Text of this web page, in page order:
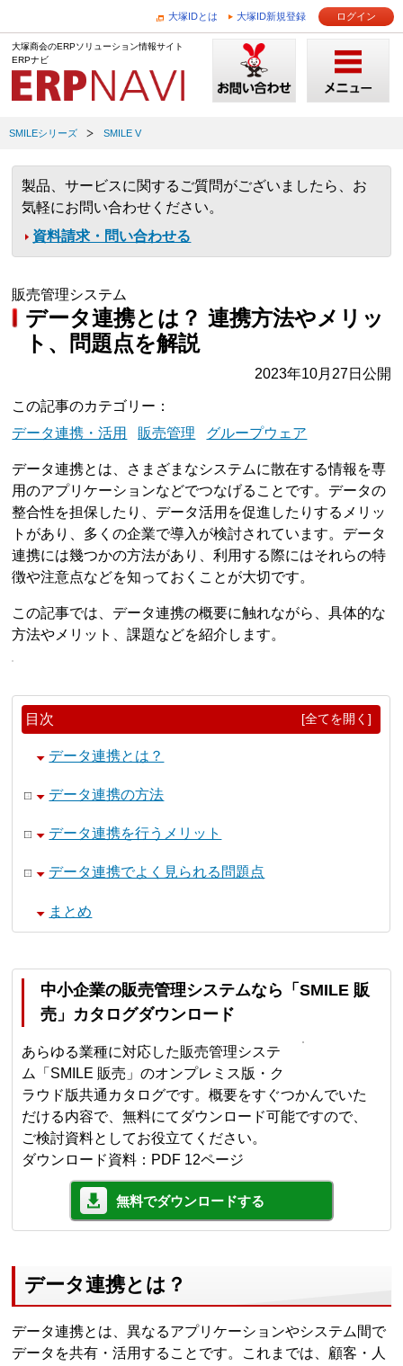
大塚IDとは 大塚ID新規登録 ログイン
大塚商会のERPソリューション情報サイト
ERPナビ
SMILEシリーズ SMILE V
製品、サービスに関するご質問がございましたら、お
気軽にお問い合わせください。
資料請求・問い合わせる
販売管理システム
データ連携とは？ 連携方法やメリッ
ト、問題点を解説
2023年10月27日公開
この記事のカテゴリー
データ連携・活用
販売管理 グループウェア
データ連携とは、さまざまなシステムに散在する情報を専
用のアプリケーションなどでつなげることです。データの
整合性を担保したり、データ活用を促進したりするメリッ
トがあり、多くの企業で導入が検討されています。データ
連携には幾つかの方法があり、利用する際にはそれらの特
徴や注意点などを知っておくことが大切です。
この記事では、データ連携の概要に触れながら、具体的な
方法やメリット、課題などを紹介します。
目次 [全てを開く]
データ連携とは？
データ連携の方法
データ連携を行うメリット
データ連携でよく見られる問題点
まとめ
中小企業の販売管理システムなら「SMILE 販
売」カタログダウンロード
あらゆる業種に対応した販売管理システ
ム「SMILE 販売」のオンプレミス版・ク
ラウド版共通カタログです。概要をすぐつかんでいた
だける内容で、無料にてダウンロード可能ですので、
ご検討資料としてお役立てください。
ダウンロード資料：PDF 12ページ
無料でダウンロードする
データ連携とは？
データ連携とは、異なるアプリケーションやシステム間で
データを共有・活用することです。これまでは、顧客・人